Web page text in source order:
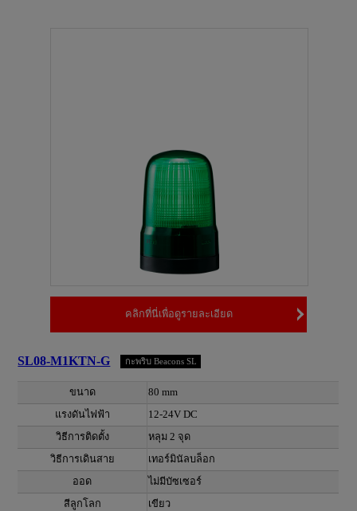
คลิกที่นี่เพื่อดูรายละเอียด
SL08-M1KTN-G กะพริบ Beacons SL
ขนาด
80 mm
แรงดันไฟฟ้า
12-24V DC
วิธีการติดตั้ง
หลุม 2 จุด
วิธีการเดินสาย
เทอร์มินัลบล็อก
ออด
ไม่มีบัซเซอร์
สีลูกโลก
เขียว